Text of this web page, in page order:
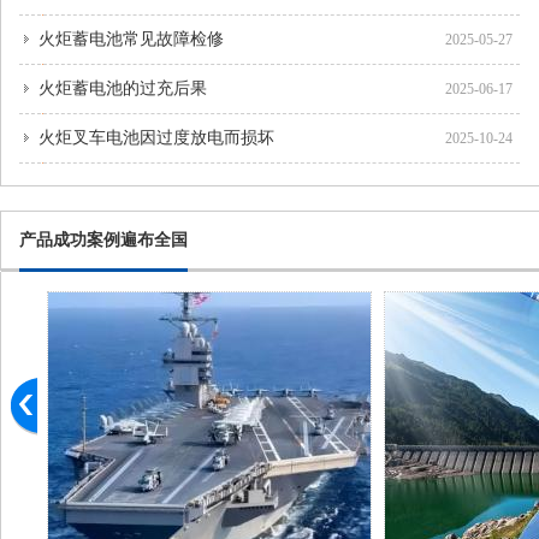
火炬蓄电池常见故障检修 2025-05-27
火炬蓄电池的过充后果 2025-06-17
火炬叉车电池因过度放电而损坏 2025-10-24
产品成功案例遍布全国